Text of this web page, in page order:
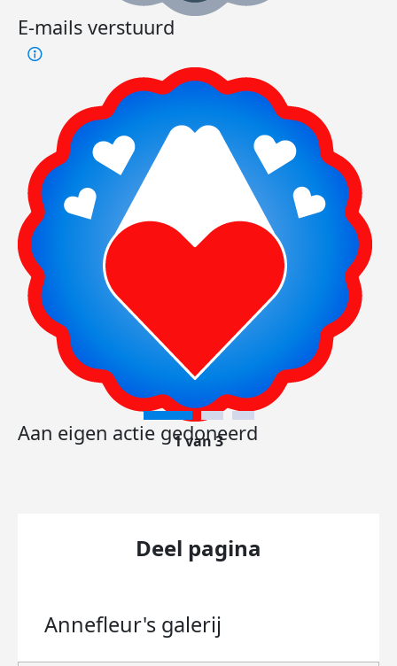
E-mails verstuurd
Aan eigen actie gedoneerd
1 van 3
Deel pagina
Annefleur's galerij